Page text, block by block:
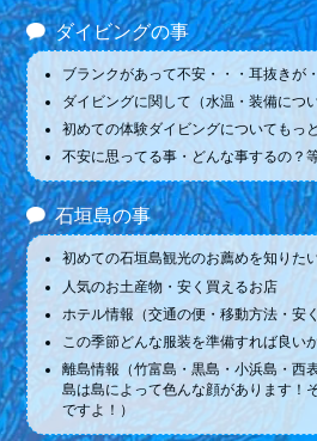
ダイビングの事
ブランクがあって不安・・・耳抜きが
ダイビングに関して（水温・装備につ
初めての体験ダイビングについてもっ
不安に思ってる事・どんな事するの？
石垣島の事
初めての石垣島観光のお薦めを知りた
人気のお土産物・安く買えるお店
ホテル情報（交通の便・移動方法・安
この季節どんな服装を準備すれば良い
離島情報（竹富島・黒島・小浜島・西
島は島によって色んな顔があります！
ですよ！）